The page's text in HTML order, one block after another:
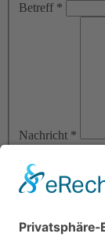
Betreff *
Nachricht *
Sie können
Spamprüfung: 3
E-Mail senden